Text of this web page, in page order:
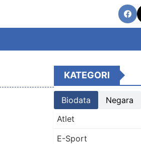
KATEGORI
Biodata Negara
Atlet
E-Sport